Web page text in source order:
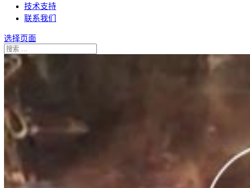
技术支持
联系我们
选择页面